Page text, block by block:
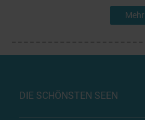
Mehr
DIE SCHÖNSTEN SEEN